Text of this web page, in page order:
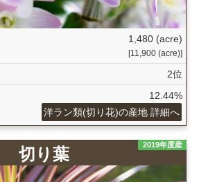
1,480 (acre)
[11,900 (acre)]
2位
12.44%
洋ラン類(切り花)の産地 詳細へ
2019年度産
切り葉